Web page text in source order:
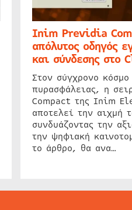
Inim Previdia
απόλυτος οδηγός
και σύνδεσης στο
Στον σύγχρονο κόσμο
πυρασφάλειας, η
Compact της Inim
αποτελεί την αιχμή
συνδυάζοντας την
την ψηφιακή
το άρθρο, θα ανα…